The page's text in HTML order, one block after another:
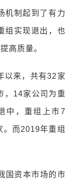
机制起到了有力
组实现退出，也
高质量。
以来，共有32家
，14家公司为重
中，重组上市7
。而2019年重组
国资本市场的市